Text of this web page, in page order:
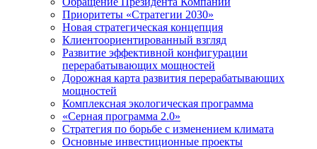
Приоритеты «Стратегии 2030»
Новая стратегическая концепция
Клиентоориентированный взгляд
Развитие эффективной конфигурации
перерабатывающих мощностей
Дорожная карта развития перерабатывающих
мощностей
Комплексная экологическая программа
«Серная программа 2.0»
Стратегия по борьбе с изменением климата
Основные инвестиционные проекты